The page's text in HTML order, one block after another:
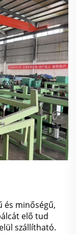
és minőségű,
elő tud
szállítható.